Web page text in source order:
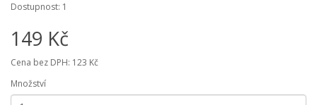
Dostupnost: 1
149 Kč
Cena bez DPH: 123 Kč
Množství